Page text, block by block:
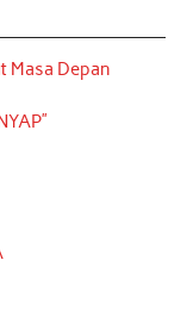
Masa Depan